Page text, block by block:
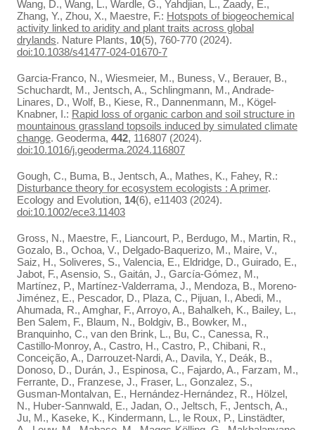
Wang, D., Wang, L., Wardle, G., Yahdjian, L., Zaady, E.,
Zhang, Y., Zhou, X., Maestre, F.: Hotspots of biogeochemical
activity linked to aridity and plant traits across global
drylands. Nature Plants, 10(5), 760-770 (2024).
doi:10.1038/s41477-024-01670-7
Garcia-Franco, N., Wiesmeier, M., Buness, V., Berauer, B.,
Schuchardt, M., Jentsch, A., Schlingmann, M., Andrade-
Linares, D., Wolf, B., Kiese, R., Dannenmann, M., Kögel-
Knabner, I.: Rapid loss of organic carbon and soil structure in
mountainous grassland topsoils induced by simulated climate
change. Geoderma, 442, 116807 (2024).
doi:10.1016/j.geoderma.2024.116807
Gough, C., Buma, B., Jentsch, A., Mathes, K., Fahey, R.:
Disturbance theory for ecosystem ecologists : A primer.
Ecology and Evolution, 14(6), e11403 (2024).
doi:10.1002/ece3.11403
Gross, N., Maestre, F., Liancourt, P., Berdugo, M., Martin, R.,
Gozalo, B., Ochoa, V., Delgado-Baquerizo, M., Maire, V.,
Saiz, H., Soliveres, S., Valencia, E., Eldridge, D., Guirado, E.,
Jabot, F., Asensio, S., Gaitán, J., García-Gómez, M.,
Martínez, P., Martínez-Valderrama, J., Mendoza, B., Moreno-
Jiménez, E., Pescador, D., Plaza, C., Pijuan, I., Abedi, M.,
Ahumada, R., Amghar, F., Arroyo, A., Bahalkeh, K., Bailey, L.,
Ben Salem, F., Blaum, N., Boldgiv, B., Bowker, M.,
Branquinho, C., van den Brink, L., Bu, C., Canessa, R.,
Castillo-Monroy, A., Castro, H., Castro, P., Chibani, R.,
Conceição, A., Darrouzet-Nardi, A., Davila, Y., Deák, B.,
Donoso, D., Durán, J., Espinosa, C., Fajardo, A., Farzam, M.,
Ferrante, D., Franzese, J., Fraser, L., Gonzalez, S.,
Gusman-Montalvan, E., Hernández-Hernández, R., Hölzel,
N., Huber-Sannwald, E., Jadan, O., Jeltsch, F., Jentsch, A.,
Ju, M., Kaseke, K., Kindermann, L., le Roux, P., Linstädter,